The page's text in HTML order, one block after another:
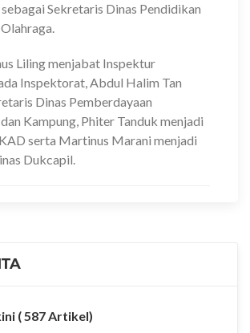
Sekretaris Dinas Pendidikan
Liling menjabat Inspektur
Inspektorat, Abdul Halim Tan
Dinas Pemberdayaan
Kampung, Phiter Tanduk menjadi
serta Martinus Marani menjadi
Dukcapil.
( 587 Artikel)